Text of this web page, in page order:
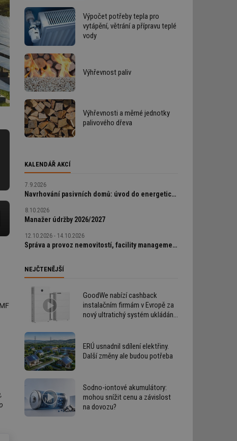
Výpočet potřeby tepla pro
vytápění, větrání a přípravu teplé
vody
Výhřevnost paliv
Výhřevnosti a měrné jednotky
palivového dřeva
KALENDÁŘ AKCÍ
7.9.2026
Navrhování pasivních domů: úvod do energeticky úsporné výstavby
8.10.2026
Manažer údržby 2026/2027
12.10.2026 - 14.10.2026
Správa a provoz nemovitostí, facility management v praxi
NEJČTENĚJŠÍ
GoodWe nabízí cashback
instalačním firmám v Evropě za
nový ultratichý systém ukládání
ERÚ usnadnil sdílení elektřiny.
Další změny ale budou potřeba
Sodno-iontové akumulátory:
mohou snížit cenu a závislost
na dovozu?